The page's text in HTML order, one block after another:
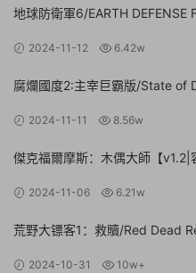
地球防衛軍6/EARTH
2024-11-12 6.42w
腐爛國度2:主宰巨霸版/State of
2024-11-11 8.56w
傑克福爾摩斯：木偶大師【
2024-11-06 6.21w
荒野大镖客1：救贖/Red Dead
2024-10-31 10w+